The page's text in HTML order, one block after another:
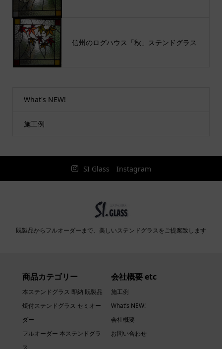
信州のログハウス「秋」ステンドグラス
What's NEW!
施工例
SI Glass Instagram
既製品からフルオーダーまで、美しいステンドグラスをご提案致します
商品カテゴリー
本ステンドグラス 即納 既製品
焼付ステンドグラス セミオー
ダー
フルオーダー 本ステンドグラ
ス
会社概要 etc
施工例
What’s NEW!
会社概要
お問い合わせ